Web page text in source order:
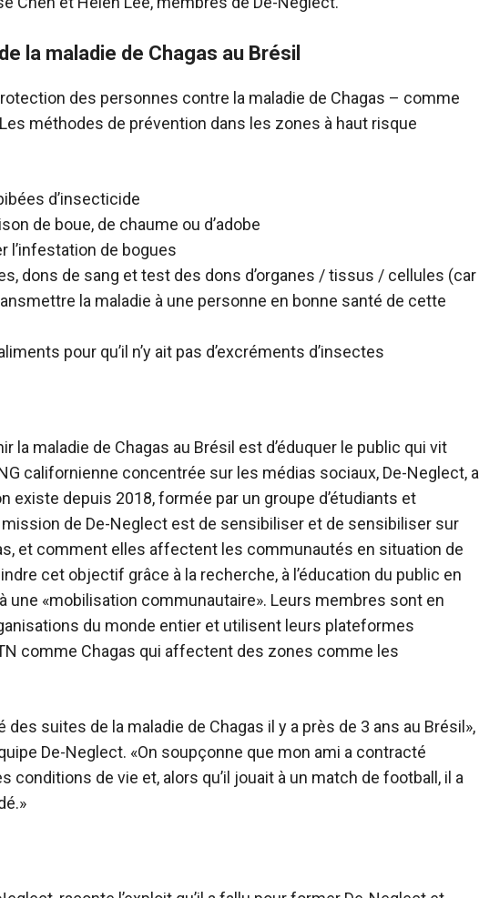
la maladie de Chagas au Brésil
des personnes contre la maladie de Chagas – comme
méthodes de prévention dans les zones à haut risque
d’insecticide
de boue, de chaume ou d’adobe
l’infestation de bogues
dons de sang et test des dons d’organes / tissus / cellules (car
la maladie à une personne en bonne santé de cette
pour qu’il n’y ait pas d’excréments d’insectes
la maladie de Chagas au Brésil est d’éduquer le public qui vit
californienne concentrée sur les médias sociaux, De-Neglect, a
existe depuis 2018, formée par un groupe d’étudiants et
mission de De-Neglect est de sensibiliser et de sensibiliser sur
et comment elles affectent les communautés en situation de
cet objectif grâce à la recherche, à l’éducation du public en
une «mobilisation communautaire». Leurs membres sont en
du monde entier et utilisent leurs plateformes
comme Chagas qui affectent des zones comme les
suites de la maladie de Chagas il y a près de 3 ans au Brésil»,
De-Neglect. «On soupçonne que mon ami a contracté
conditions de vie et, alors qu’il jouait à un match de football, il a